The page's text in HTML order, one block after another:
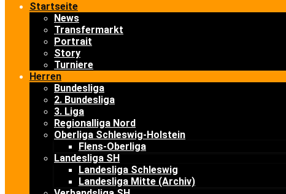
Startseite
News
Transfermarkt
Portrait
Story
Turniere
Herren
Bundesliga
2. Bundesliga
3. Liga
Regionalliga Nord
Oberliga Schleswig-Holstein
Flens-Oberliga
Landesliga SH
Landesliga Schleswig
Landesliga Mitte (Archiv)